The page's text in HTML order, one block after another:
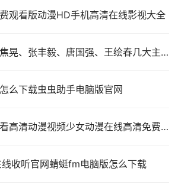
观看版动漫HD手机高清在线影视大全
张丰毅、唐国强、王绘春几大主演的幕后故事
么下载虫虫助手电脑版官网
动漫视频少女动漫在线高清免费观看动漫视频
收听官网蜻蜓fm电脑版怎么下载